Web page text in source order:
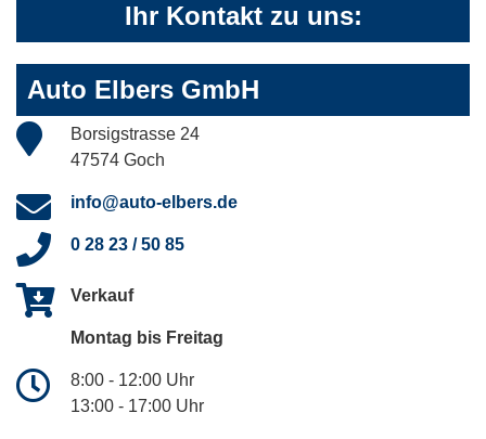
Ihr Kontakt zu uns:
Auto Elbers GmbH
Borsigstrasse 24
47574 Goch
info@auto-elbers.de
0 28 23 / 50 85
Verkauf
Montag bis Freitag
8:00 - 12:00 Uhr
13:00 - 17:00 Uhr